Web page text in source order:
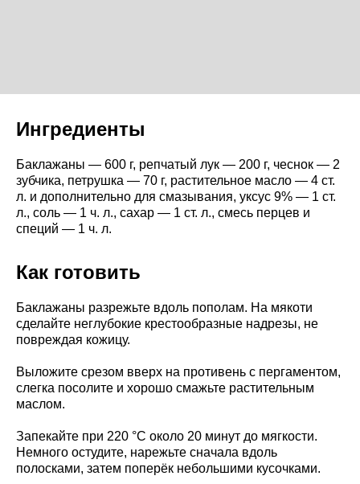
Ингредиенты
Баклажаны — 600 г, репчатый лук — 200 г, чеснок — 2
зубчика, петрушка — 70 г, растительное масло — 4 ст.
л. и дополнительно для смазывания, уксус 9% — 1 ст.
л., соль — 1 ч. л., сахар — 1 ст. л., смесь перцев и
специй — 1 ч. л.
Как готовить
Баклажаны разрежьте вдоль пополам. На мякоти
сделайте неглубокие крестообразные надрезы, не
повреждая кожицу.
Выложите срезом вверх на противень с пергаментом,
слегка посолите и хорошо смажьте растительным
маслом.
Запекайте при 220 °C около 20 минут до мягкости.
Немного остудите, нарежьте сначала вдоль
полосками, затем поперёк небольшими кусочками.